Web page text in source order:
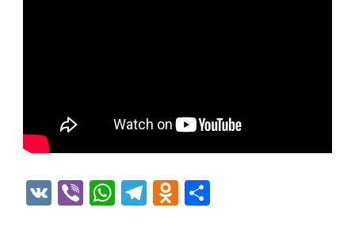
VK ViberWhatsApp
Telegram
Odnoklassniki